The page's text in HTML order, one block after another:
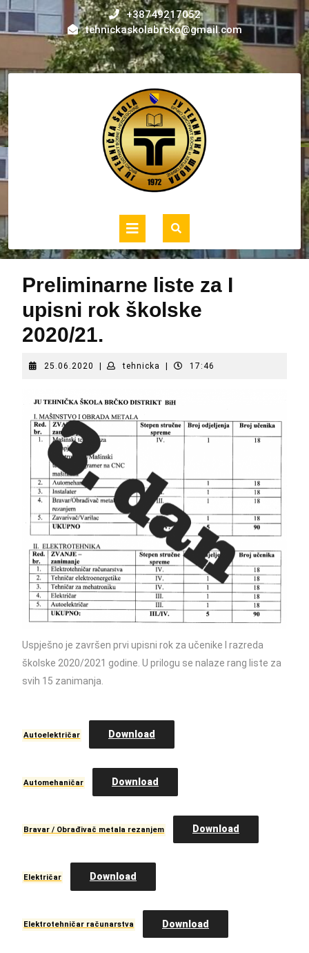
Skip
content
+38749217052
tehnickaskolabrcko@gmail.com
Open
Button
Preliminarne liste za I
upisni rok školske
2020/21.
25.06.2020 25.06.2020
tehnicka tehnicka17:46
Uspješno je završen prvi upisni rok za učenike I razreda
školske 2020/2021 godine. U prilogu se nalaze rang liste za
svih 15 zanimanja.
Autoelektričar Download
Automehaničar Download
Bravar / Obrađivač metala rezanjem Download
Električar Download
Elektrotehničar računarstva Download